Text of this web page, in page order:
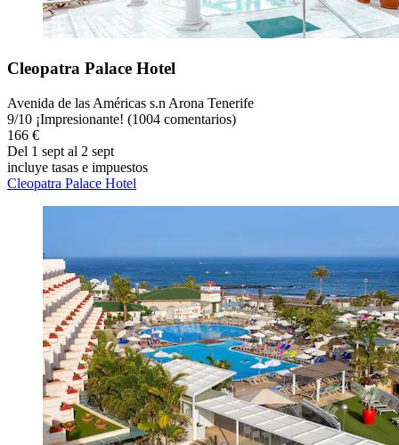
Cleopatra Palace Hotel
Avenida de las Américas s.n Arona Tenerife
9/10 ¡Impresionante! (1004 comentarios)
166 €
Del 1 sept al 2 sept
incluye tasas e impuestos
Cleopatra Palace Hotel